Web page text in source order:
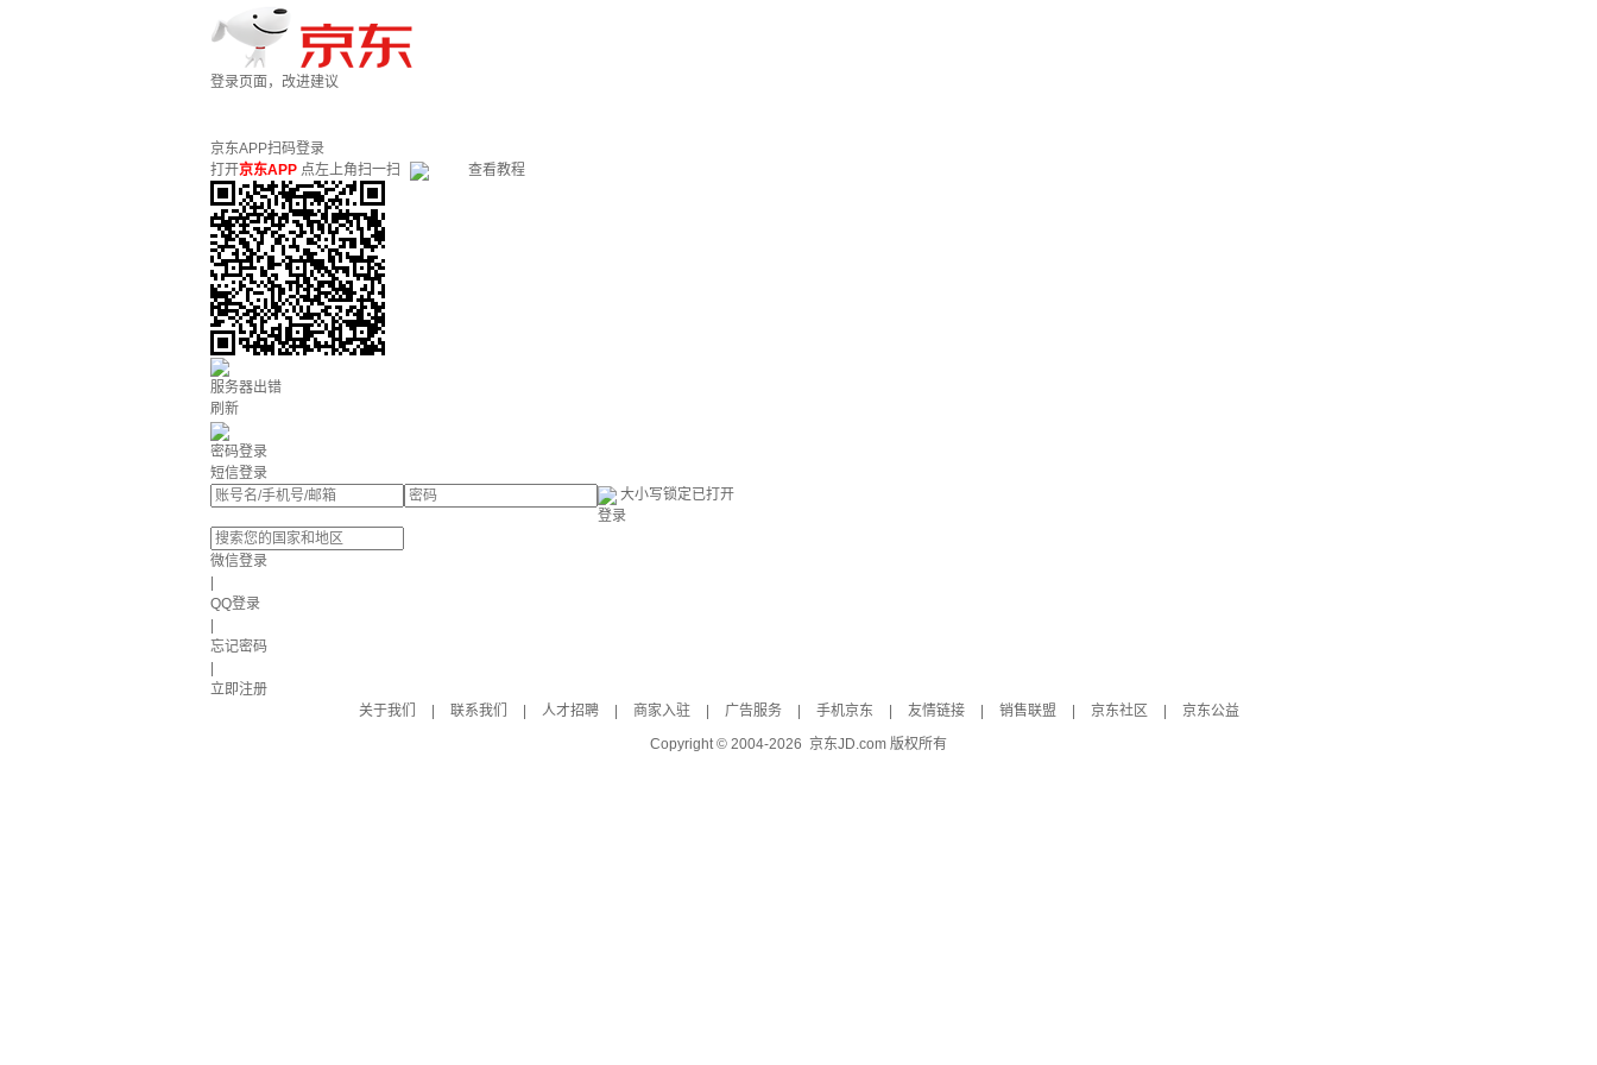
登录页面，改进建议
京东APP扫码登录
打开京东APP 点左上角扫一扫 查看教程
服务器出错
刷新
密码登录
短信登录
大小写锁定已打开
登录
微信登录
QQ登录
忘记密码
立即注册
关于我们
联系我们 人才招聘 商家入驻 广告服务 手机京东 友情链接 销售联盟 京东社区
京东公益
Copyright © 2004-2026 京东JD.com 版权所有